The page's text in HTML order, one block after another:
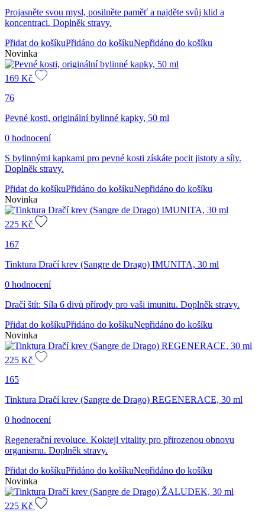
Projasněte svou mysl, posilněte paměť a najděte svůj klid a
koncentraci. Doplněk stravy.
Přidat do košíkuPřidáno do košíkuNepřidáno do košíku
Novinka
169 Kč
76
Pevné kosti, originální bylinné kapky, 50 ml
0 hodnocení
S bylinnými kapkami pro pevné kosti získáte pocit jistoty a síly.
Doplněk stravy.
Přidat do košíkuPřidáno do košíkuNepřidáno do košíku
Novinka
225 Kč
167
Tinktura Dračí krev (Sangre de Drago) IMUNITA, 30 ml
0 hodnocení
Dračí štít: Síla 6 divů přírody pro vaši imunitu. Doplněk stravy.
Přidat do košíkuPřidáno do košíkuNepřidáno do košíku
Novinka
225 Kč
165
Tinktura Dračí krev (Sangre de Drago) REGENERACE, 30 ml
0 hodnocení
Regenerační revoluce. Koktejl vitality pro přirozenou obnovu
organismu. Doplněk stravy.
Přidat do košíkuPřidáno do košíkuNepřidáno do košíku
Novinka
225 Kč